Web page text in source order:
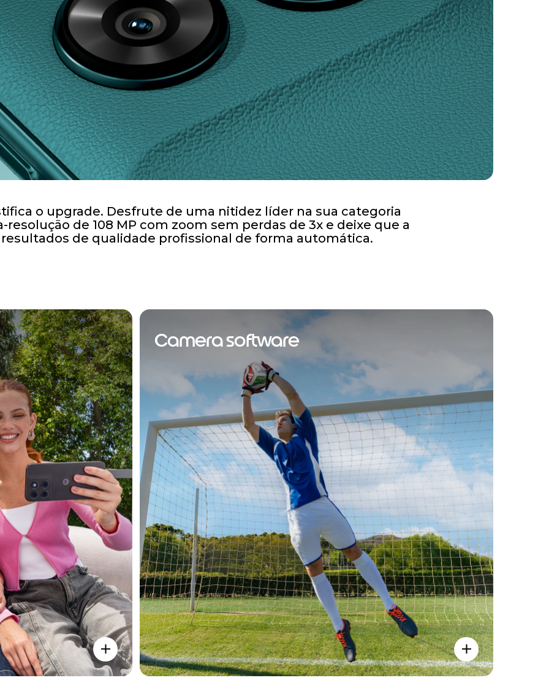
o upgrade. Desfrute de uma nitidez líder na sua categoria
resolução de 108 MP com zoom sem perdas de 3x e deixe que a
de qualidade profissional de forma automática.
Camera software